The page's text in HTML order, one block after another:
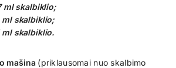
skalbiklio;
skalbiklio;
skalbiklio.
mašina (priklausomai nuo skalbimo